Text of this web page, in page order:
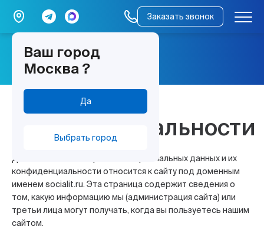
Ваш город
Москва ?
Да
Выбрать город
Заказать звонок
мы работаем –
всё работает
Политика
конфиденциальности
Данная политика обработки персональных данных и их
конфиденциальности относится к сайту под доменным
именем socialit.ru. Эта страница содержит сведения о
том, какую информацию мы (администрация сайта) или
третьи лица могут получать, когда вы пользуетесь нашим
сайтом.